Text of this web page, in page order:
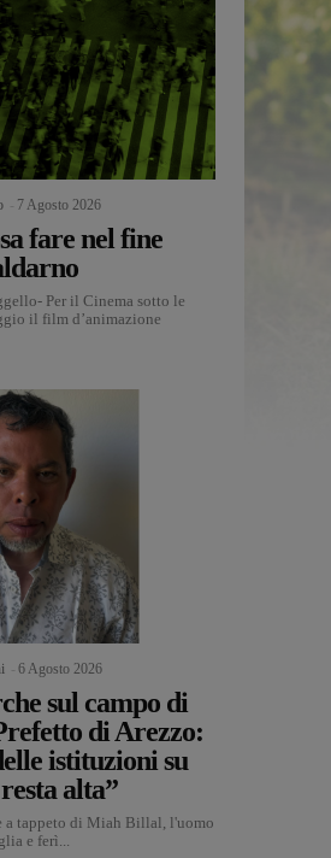
7 Agosto 2026
fare nel fine
Per il Cinema sotto le
il film d’animazione
6 Agosto 2026
sul campo di
di Arezzo:
istituzioni su
alta”
a tappeto di Miah Billal, l'uomo
e ferì...